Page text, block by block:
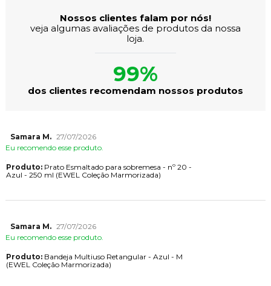
Nossos clientes falam por nós!
veja algumas avaliações de produtos da nossa
loja.
99%
dos clientes recomendam nossos produtos
Samara M. 27/07/2026
Eu recomendo esse produto.
Produto:Prato Esmaltado para sobremesa - nº 20 -
Azul - 250 ml (EWEL Coleção Marmorizada)
Samara M. 27/07/2026
Eu recomendo esse produto.
Produto:Bandeja Multiuso Retangular - Azul - M
(EWEL Coleção Marmorizada)